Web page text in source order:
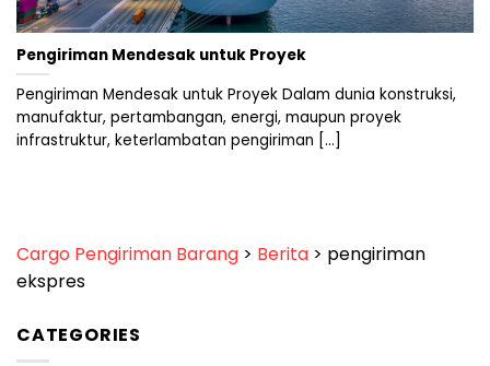
Pengiriman Mendesak untuk Proyek
Pengiriman Mendesak untuk Proyek Dalam dunia konstruksi,
manufaktur, pertambangan, energi, maupun proyek
infrastruktur, keterlambatan pengiriman [...]
Cargo Pengiriman Barang > Berita > pengiriman
ekspres
CATEGORIES